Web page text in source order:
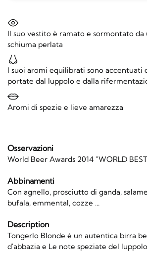
Il suo vestito è ramato e sormontato da
schiuma perlata
I suoi aromi equilibrati sono accentuati
portate dal luppolo e dalla
Aromi di spezie e lieve amarezza
Osservazioni
World Beer Awards 2014 "WORLD
Abbinamenti
Con agnello, prosciutto di ganda,
bufala, emmental, cozze ...
Description
Tongerlo Blonde è un autentica birra
d'abbazia e Le note speziate del luppolo